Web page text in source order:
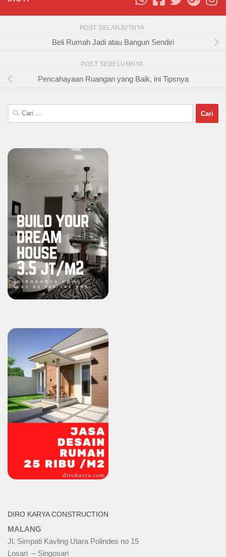
POST SELANJUTNYA
Beli Rumah Jadi atau Bangun Sendiri
POST SEBELUMNYA
Pencahayaan Ruangan yang Baik, ini Tipsnya
Cari
untuk:
DIRO KARYA CONSTRUCTION
MALANG
Jl. Simpati Kavling Utara Polindes no 15
Losari – Singosari